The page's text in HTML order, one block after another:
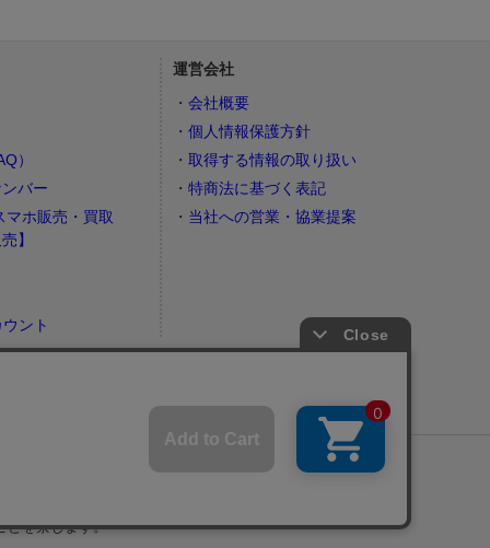
）
バー
マホ販売・買取
】
ント
運営会社
会社概要
個人情報保護方針
取得する情報の取り扱い
特商法に基づく表記
当社への営業・協業提案
とを禁じます。